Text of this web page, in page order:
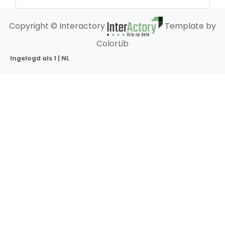
Copyright © Interactory
Template by
ColorLib
Ingelogd als 1 | NL